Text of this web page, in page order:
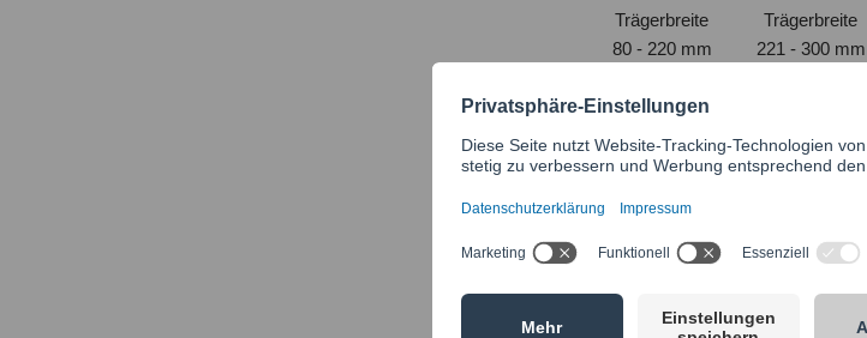
[mm]
Trägerbreite
80 - 220 mm
[Nm]
Trägerbreite
221 - 300 mm
5 - 10 40 15
11 - 20 25